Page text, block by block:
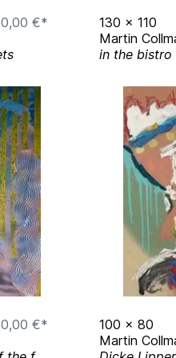
2024, Ausstellung im
Haus
Arbeiten im Leisen
Arbeiten in der
Osnabrück (2021)
Arbeiten in der
Gütersloh (2020)
(2019)
Bielefeld (2019),
Dissen (2019)
€*
130 x 110
Martin
in the bistro
€*
100 x 80
Martin